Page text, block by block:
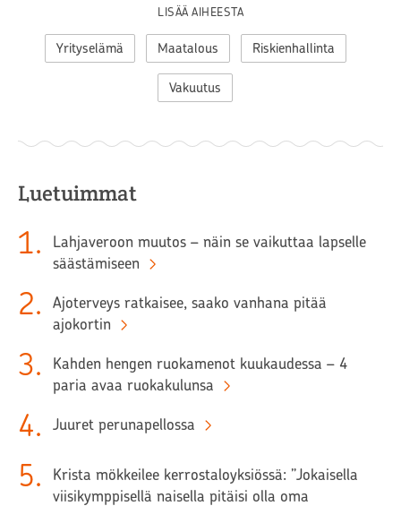
LISÄÄ AIHEESTA
Yrityselämä Maatalous Riskienhallinta
Vakuutus
Luetuimmat
1.
Lahjaveroon muutos – näin se vaikuttaa lapselle
säästämiseen
2.
Ajoterveys ratkaisee, saako vanhana pitää
ajokortin
3.
Kahden hengen ruokamenot kuukaudessa – 4
paria avaa ruokakulunsa
4. Juuret perunapellossa
5.
Krista mökkeilee kerrostaloyksiössä: ”Jokaisella
viisikymppisellä naisella pitäisi olla oma